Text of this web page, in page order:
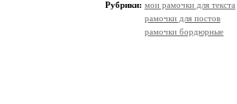
Рубрики: мои рамочки для текста
рамочки для постов
рамочки бордюрные